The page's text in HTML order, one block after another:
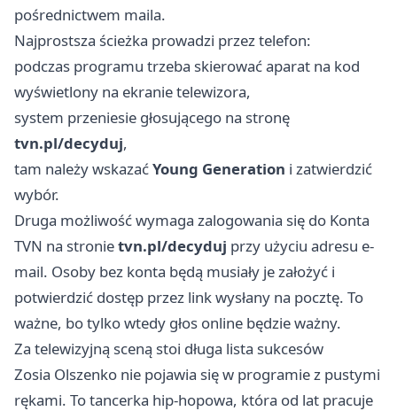
pośrednictwem maila.
Najprostsza ścieżka prowadzi przez telefon:
podczas programu trzeba skierować aparat na kod
wyświetlony na ekranie telewizora,
system przeniesie głosującego na stronę
tvn.pl/decyduj,
tam należy wskazaćYoung Generation i zatwierdzić
wybór.
Druga możliwość wymaga zalogowania się do Konta
TVN na stronietvn.pl/decyduj przy użyciu adresu e-
mail. Osoby bez konta będą musiały je założyć i
potwierdzić dostęp przez link wysłany na pocztę. To
ważne, bo tylko wtedy głos online będzie ważny.
Za telewizyjną sceną stoi długa lista sukcesów
Zosia Olszenko nie pojawia się w programie z pustymi
rękami. To tancerka hip-hopowa, która od lat pracuje